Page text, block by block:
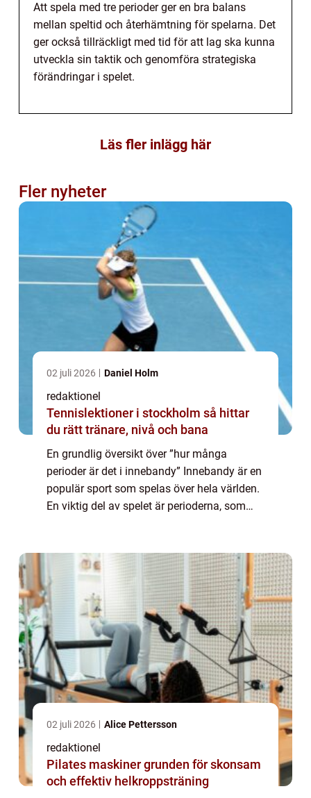
Att spela med tre perioder ger en bra balans
mellan speltid och återhämtning för spelarna. Det
ger också tillräckligt med tid för att lag ska kunna
utveckla sin taktik och genomföra strategiska
förändringar i spelet.
Läs fler inlägg här
Fler nyheter
02 juli 2026 Daniel Holm
redaktionel
Tennislektioner i stockholm så hittar
du rätt tränare, nivå och bana
En grundlig översikt över ”hur många
perioder är det i innebandy” Innebandy är en
populär sport som spelas över hela världen.
En viktig del av spelet är perioderna, som
02 juli 2026 Alice Pettersson
redaktionel
Pilates maskiner grunden för skonsam
och effektiv helkroppsträning